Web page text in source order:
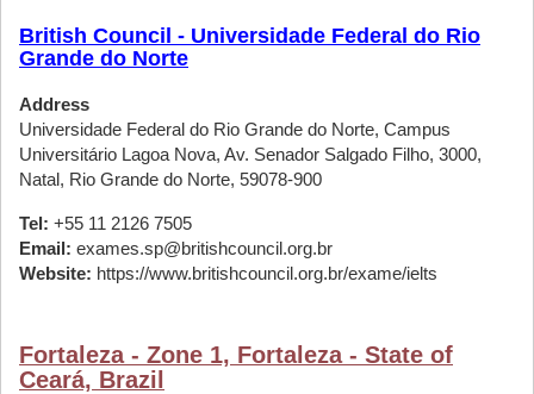
British Council - Universidade Federal do Rio
Grande do Norte
Address
Universidade Federal do Rio Grande do Norte, Campus
Universitário Lagoa Nova, Av. Senador Salgado Filho, 3000,
Natal, Rio Grande do Norte, 59078-900
Tel: +55 11 2126 7505
Email: exames.sp@britishcouncil.org.br
Website: https://www.britishcouncil.org.br/exame/ielts
Fortaleza - Zone 1, Fortaleza - State of
Ceará, Brazil